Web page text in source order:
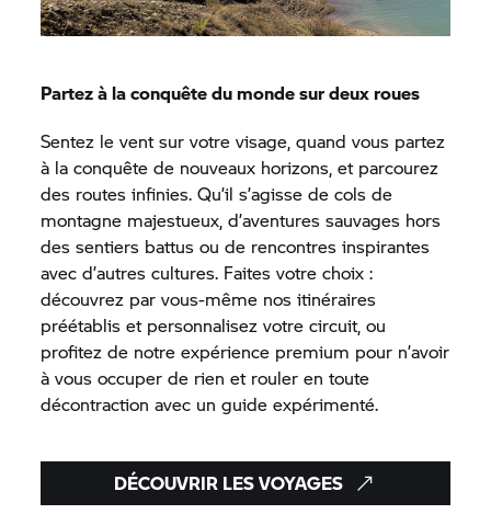
Partez à la conquête du monde sur deux roues
Sentez le vent sur votre visage, quand vous partez
à la conquête de nouveaux horizons, et parcourez
des routes infinies. Qu’il s’agisse de cols de
montagne majestueux, d’aventures sauvages hors
des sentiers battus ou de rencontres inspirantes
avec d’autres cultures. Faites votre choix :
découvrez par vous-même nos itinéraires
préétablis et personnalisez votre circuit, ou
profitez de notre expérience premium pour n’avoir
à vous occuper de rien et rouler en toute
décontraction avec un guide expérimenté.
DÉCOUVRIR LES VOYAGES